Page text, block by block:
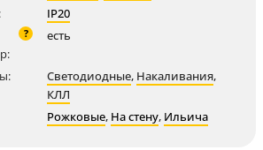
IP20
? есть
Светодиодные, Накаливания,
КЛЛ
Рожковые, На стену, Ильича